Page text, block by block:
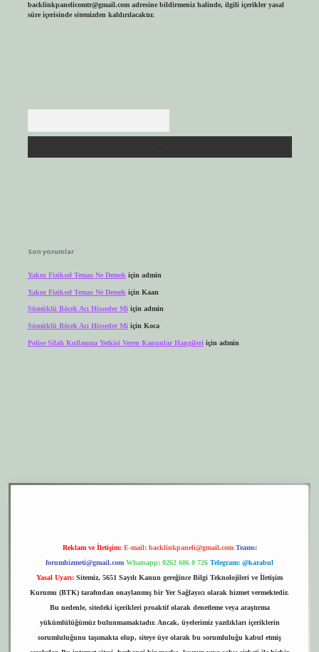
backlinkpanelicomtr@gmail.comadresine bildirmeniz halinde, ilgili içerikler yasal
süre içerisinde sitemizden kaldırılacaktır.
Son yorumlar
Yakın Fiziksel Temas Ne Demek için admin
Yakın Fiziksel Temas Ne Demek için Kaan
Sümüklü Böcek Acı Hisseder Miiçin admin
Sümüklü Böcek Acı Hisseder Mi için Koca
Polise Silah Kullanma Yetkisi Veren Kanunlar Hangileri için admin
Reklam ve İletişim: E-mail: backlinkpaneli@gmail.com Teams:
forumhizmeti@gmail.com Whatsapp: 0262 606 0 726 Telegram: @karabul
Yasal Uyarı: Sitemiz, 5651 Sayılı Kanun gereğince Bilgi Teknolojileri ve İletişim
Kurumu (BTK) tarafından onaylanmış bir Yer Sağlayıcı olarak hizmet vermektedir.
Bu nedenle, sitedeki içerikleri proaktif olarak denetleme veya araştırma
yükümlülüğümüz bulunmamaktadır. Ancak, üyelerimiz yazdıkları içeriklerin
sorumluluğunu taşımakta olup, siteye üye olarak bu sorumluluğu kabul etmiş